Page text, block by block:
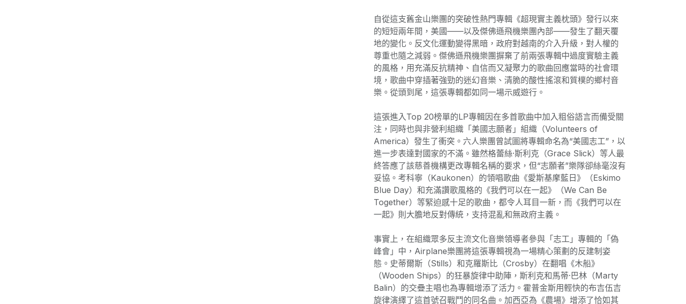
自從這支舊金山樂團的突破性熱門專輯《超現實主義枕頭》發行以來
的短短兩年間，美國——以及傑佛遜飛機樂團內部——發生了翻天覆
地的變化。反文化運動變得黑暗，政府對越南的介入升級，對人權的
尊重也隨之減弱。傑佛遜飛機樂團摒棄了前兩張專輯中過度實驗主義
的風格，用充滿反抗精神、自信而又凝聚力的歌曲回應當時的社會環
境，歌曲中穿插著強勁的迷幻音樂、清脆的酸性搖滾和質樸的鄉村音
樂。從頭到尾，這張專輯都如同一場示威遊行。
這張進入Top 20榜單的LP專輯因在多首歌曲中加入粗俗語言而備受關
注，同時也與非營利組織「美國志願者」組織（Volunteers of
America）發生了衝突。六人樂團曾試圖將專輯命名為“美國志工”，以
進一步表達對國家的不滿。雖然格蕾絲·斯利克（Grace Slick）等人最
終答應了該慈善機構更改專輯名稱的要求，但“志願者”樂隊卻絲毫沒有
妥協。考科寧（Kaukonen）的領唱歌曲《愛斯基摩藍日》（Eskimo
Blue Day）和充滿讚歌風格的《我們可以在一起》（We Can Be
Together）等緊迫感十足的歌曲，都令人耳目一新，而《我們可以在
一起》則大膽地反對傳統，支持混亂和無政府主義。
事實上，在組織眾多反主流文化音樂領導者參與「志工」專輯的「偽
峰會」中，Airplane樂團將這張專輯視為一場精心策劃的反建制姿
態。史蒂爾斯（Stills）和克羅斯比（Crosby）在翻唱《木船》
（Wooden Ships）的狂暴旋律中助陣，斯利克和馬蒂·巴林（Marty
Balin）的交疊主唱也為專輯增添了活力。霍普金斯用輕快的布吉伍吉
旋律演繹了這首號召戰鬥的同名曲。加西亞為《農場》增添了恰如其